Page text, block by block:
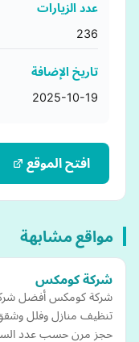
عدد الزيارات
236
تاريخ الإضافة
2025-10-19
افتح الموقع
مواقع مشابهة
شركة كومكس
شركة كومكس أفضل
تنظيف منازل وفلل وشقق
حجز مرن حسب عدد